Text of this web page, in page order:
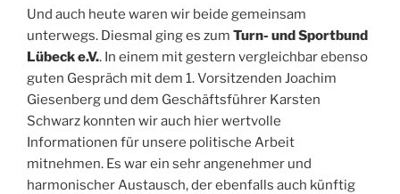
Und auch heute waren wir beide gemeinsam
unterwegs. Diesmal ging es zum Turn- und Sportbund
Lübeck e.V.. In einem mit gestern vergleichbar ebenso
guten Gespräch mit dem 1. Vorsitzenden Joachim
Giesenberg und dem Geschäftsführer Karsten
Schwarz konnten wir auch hier wertvolle
Informationen für unsere politische Arbeit
mitnehmen. Es war ein sehr angenehmer und
harmonischer Austausch, der ebenfalls auch künftig